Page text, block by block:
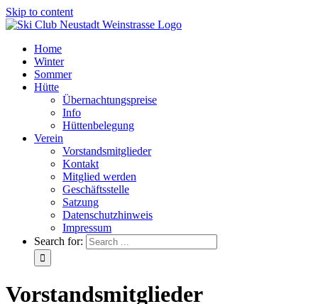
Skip to content
Home
Winter
Sommer
Hütte
Übernachtungspreise
Info
Hüttenbelegung
Verein
Vorstandsmitglieder
Kontakt
Mitglied werden
Geschäftsstelle
Satzung
Datenschutzhinweis
Impressum
Search for:
Vorstandsmitglieder